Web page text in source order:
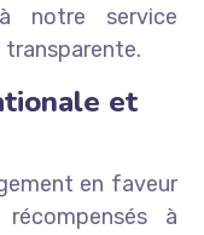
notre service
transparente.
et
en faveur
à